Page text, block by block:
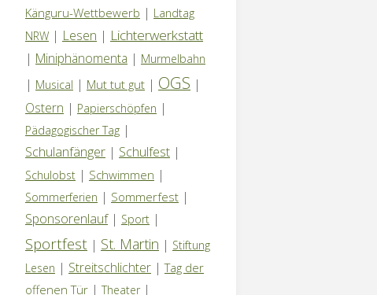
Känguru-Wettbewerb | Landtag
NRW | Lesen | Lichterwerkstatt
| Miniphänomenta | Murmelbahn
| Musical | Mut tut gut | OGS |
Ostern | Papierschöpfen |
Pädagogischer Tag |
Schulanfänger | Schulfest |
Schulobst | Schwimmen |
Sommerferien | Sommerfest |
Sponsorenlauf| Sport |
Sportfest | St. Martin | Stiftung
Lesen | Streitschlichter |Tag der
offenen Tür | Theater |